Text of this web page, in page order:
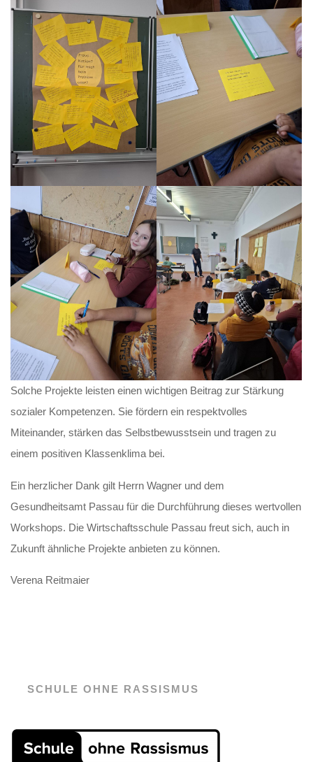
Solche Projekte leisten einen wichtigen Beitrag zur Stärkung
sozialer Kompetenzen. Sie fördern ein respektvolles
Miteinander, stärken das Selbstbewusstsein und tragen zu
einem positiven Klassenklima bei.
Ein herzlicher Dank gilt Herrn Wagner und dem
Gesundheitsamt Passau für die Durchführung dieses wertvollen
Workshops. Die Wirtschaftsschule Passau freut sich, auch in
Zukunft ähnliche Projekte anbieten zu können.
Verena Reitmaier
SCHULE OHNE RASSISMUS